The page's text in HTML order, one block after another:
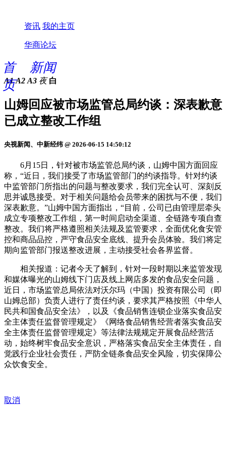
资讯 我的主页
华商论坛
首
页
新闻
A1 A2 A3 夜 白
山姆回应被市场监管总局约谈：深表歉意
已成立整改工作组
央视新闻、中新经纬 @ 2026-06-15 14:50:12
6月15日，针对被市场监管总局约谈，山姆中国方面回应
称，“近日，我们接受了市场监管部门的约谈指导。针对约谈
中监管部门所指出的问题与整改要求，我们完全认可、深刻反
思并诚恳接受。对于相关问题给会员带来的困扰与不便，我们
深表歉意。”山姆中国方面指出，“目前，公司已由管理层牵头
成立专项整改工作组，第一时间启动全渠道、全链路专项自查
整改。我们将严格遵照相关法规及监管要求，全面优化食安管
控和商品品控，严守食品安全底线、提升会员体验。我们将定
期向监管部门报送整改进展，主动接受社会各界监督。
相关报道：记者今天了解到，针对一段时期以来监管发现
和媒体曝光的山姆线下门店及线上网店多发的食品安全问题，
近日，市场监管总局依法对沃尔玛（中国）投资有限公司（即
山姆总部）负责人进行了责任约谈，要求其严格按照《中华人
民共和国食品安全法》，以及《食品销售连锁企业落实食品安
全主体责任监督管理规定》《网络食品销售经营者落实食品安
全主体责任监督管理规定》等法律法规规定开展食品经营活
动，始终树牢食品安全意识，严格落实食品安全主体责任，自
觉践行企业社会责任，严防全链条食品安全风险，切实保障公
众饮食安全。
取消